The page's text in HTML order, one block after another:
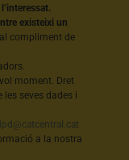
existeixi un
compliment de
moment. Dret
seves dades i
a la nostra